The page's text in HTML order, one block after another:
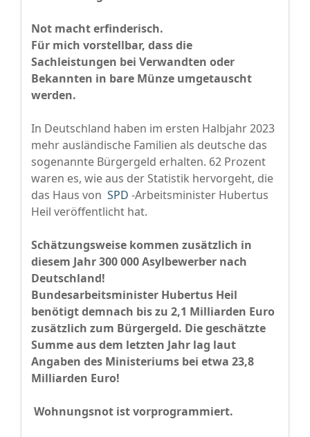
Not macht erfinderisch.
Für mich vorstellbar, dass die
Sachleistungen bei Verwandten oder
Bekannten in bare Münze umgetauscht
werden.
In Deutschland haben im ersten Halbjahr 2023
mehr ausländische Familien als deutsche das
sogenannte Bürgergeld erhalten. 62 Prozent
waren es, wie aus der Statistik hervorgeht, die
das Haus von SPD -Arbeitsminister Hubertus
Heil veröffentlicht hat.
Schätzungsweise kommen zusätzlich in
diesem Jahr 300 000 Asylbewerber nach
Deutschland!
Bundesarbeitsminister Hubertus Heil
benötigt demnach bis zu 2,1 Milliarden Euro
zusätzlich zum Bürgergeld. Die geschätzte
Summe aus dem letzten Jahr lag laut
Angaben des Ministeriums bei etwa 23,8
Milliarden Euro!
Wohnungsnot ist vorprogrammiert.